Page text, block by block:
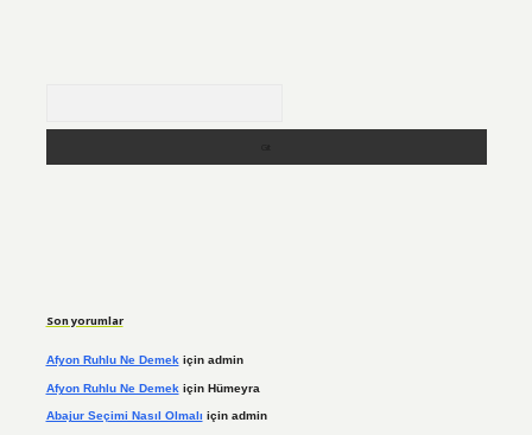
Son yorumlar
Afyon Ruhlu Ne Demek için admin
Afyon Ruhlu Ne Demek için Hümeyra
Abajur Seçimi Nasıl Olmalı için admin